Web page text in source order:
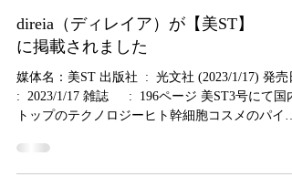
direia（ディレイア）が【美ST】
に掲載されました
媒体名：美ST 出版社 ‏ : ‎ 光文社 (2023/1/17) 発売日 ‏
: ‎ 2023/1/17 雑誌 ‏ : ‎ 196ページ 美ST3号にて国内
トップのテクノロジーヒト幹細胞コスメのパイオ